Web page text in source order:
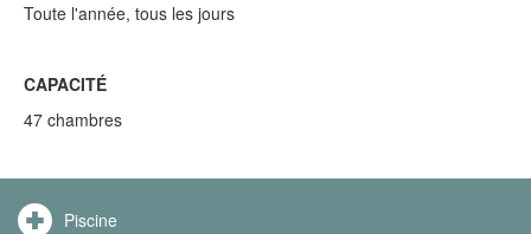
Toute l'année, tous les jours
CAPACITÉ
47 chambres
Piscine